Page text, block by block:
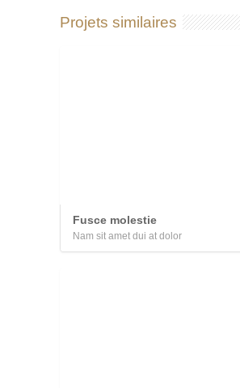
Projets similaires
Fusce molestie
Nam sit amet dui at dolor